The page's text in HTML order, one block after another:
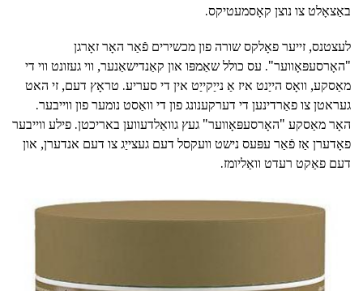
באַצאָלט צו נוצן קאָסמעטיקס.
לעצטנס, זייער פאָלקס שורה פון מכשירים פֿאַר האָר זאָרגן
"האָרסעפּאָווער". עס כולל שאַמפּו און קאַנדישאַנער, ווי געזונט ווי די
מאַסקע, וואָס הייַנט איז אַ נייַקייַט אין די סעריע. טראָץ דעם, זי האט
געראטן צו פאַרדינען די דערקענונג פון די וואַסט נומער פון ווייבער.
האָר מאַסקע "האָרסעפּאָווער" געץ גוואַלדעווען באריכטן. פילע ווייבער
פאָדערן אַז פֿאַר עפּעס נישט וועקסל דעם געצייַג צו דעם אנדערן, און
דעם פאַקט רעדט וואַליומז.